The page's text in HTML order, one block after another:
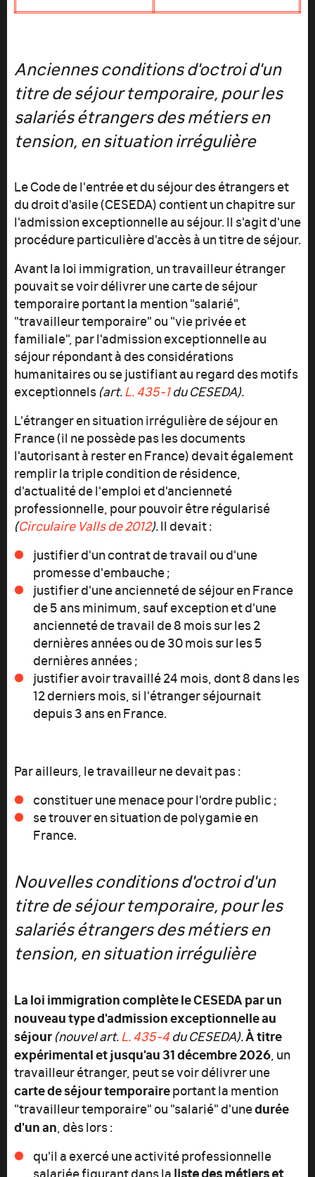
Anciennes conditions d'octroi d'un
titre de séjour temporaire, pour les
salariés étrangers des métiers en
tension, en situation irrégulière
Le Code de l'entrée et du séjour des étrangers et
du droit d'asile (CESEDA) contient un chapitre sur
l'admission exceptionnelle au séjour. Il s'agit d'une
procédure particulière d'accès à un titre de séjour.
Avant la loi immigration, un travailleur étranger
pouvait se voir délivrer une carte de séjour
temporaire portant la mention "salarié",
"travailleur temporaire" ou "vie privée et
familiale", par l'admission exceptionnelle au
séjour répondant à des considérations
humanitaires ou se justifiant au regard des motifs
exceptionnels(art.L. 435-1du CESEDA).
L'étranger en situation irrégulière de séjour en
France (il ne possède pas les documents
l'autorisant à rester en France) devait également
remplir la triple condition de résidence,
d'actualité de l'emploi et d'ancienneté
professionnelle, pour pouvoir être régularisé
(Circulaire Valls de 2012).Il devait :
justifier d'un contrat de travail ou d'une
promesse d'embauche ;
justifier d'une ancienneté de séjour en France
de 5 ans minimum, sauf exception et d'une
ancienneté de travail de 8 mois sur les 2
dernières années ou de 30 mois sur les 5
dernières années ;
justifier avoir travaillé 24 mois, dont 8 dans les
12 derniers mois, si l'étranger séjournait
depuis 3 ans en France.
Par ailleurs, le travailleur ne devait pas :
constituer une menace pour l'ordre public ;
se trouver en situation de polygamie en
France.
Nouvelles conditions d'octroi d'un
titre de séjour temporaire, pour les
salariés étrangers des métiers en
tension, en situation irrégulière
La loi immigration complète le CESEDA par un
nouveau type d'admission exceptionnelle au
séjour(nouvel art.L. 435-4du CESEDA).À titre
expérimental et jusqu'au 31 décembre 2026 , un
travailleur étranger, peut se voir délivrer une
carte de séjour temporaireportant la mention
"travailleur temporaire" ou "salarié" d'unedurée
d'un an , dès lors :
qu'il a exercé une activité professionnelle
salariée figurant dans laliste des métiers et